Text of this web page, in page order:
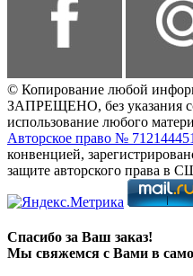
© Копирование любой
ЗАПРЕЩЕНО, без указания
использование любого
Авторское право № 712144451
конвенцией,
защите авторского права в
Спасибо за Ваш заказ!
Мы свяжемся с Вами в